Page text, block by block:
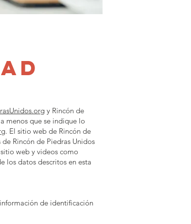
y Rincón de
menos que se indique lo
. El sitio web de Rincón de
Rincón de Piedras Unidos
web y videos como
los datos descritos en esta
de identificación